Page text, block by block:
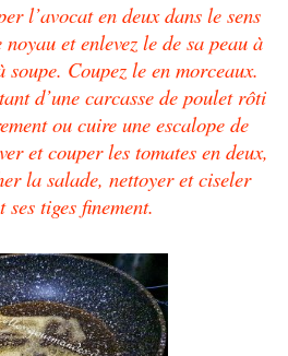
l’avocat en deux dans le sens
et enlevez le de sa peau à
soupe. Coupez le en morceaux.
d’une carcasse de poulet rôti
ou cuire une escalope de
et couper les tomates en deux,
la salade, nettoyer et ciseler
ses tiges finement.